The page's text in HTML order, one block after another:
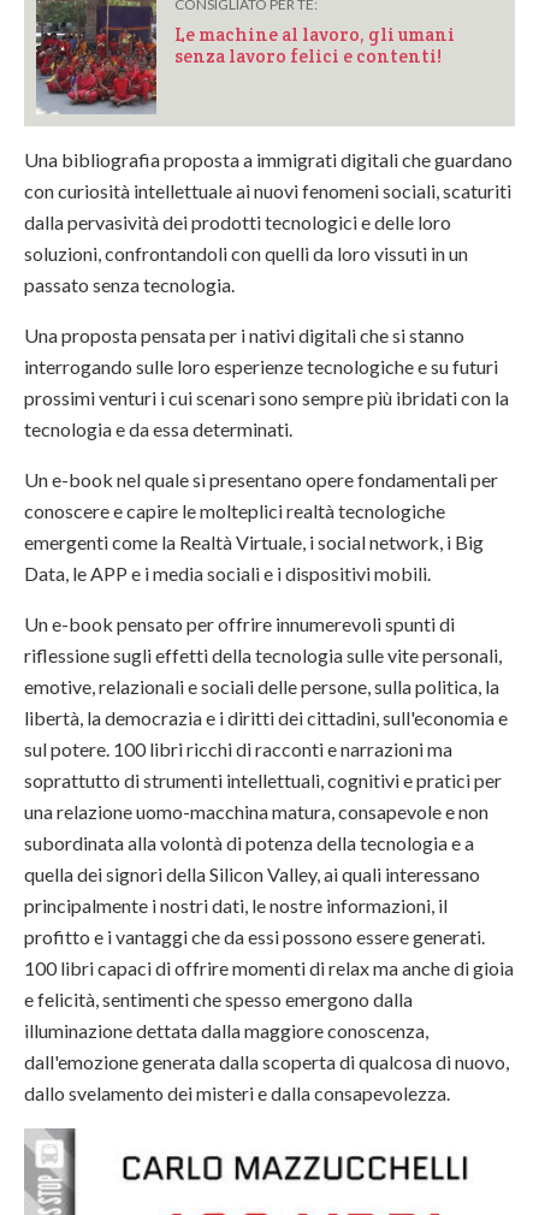
CONSIGLIATO PER TE:
Le machine al lavoro, gli umani
senza lavoro felici e contenti!
Una bibliografia proposta a immigrati digitali che guardano
con curiosità intellettuale ai nuovi fenomeni sociali, scaturiti
dalla pervasività dei prodotti tecnologici e delle loro
soluzioni, confrontandoli con quelli da loro vissuti in un
passato senza tecnologia.
Una proposta pensata per i nativi digitali che si stanno
interrogando sulle loro esperienze tecnologiche e su futuri
prossimi venturi i cui scenari sono sempre più ibridati con la
tecnologia e da essa determinati.
Un e-book nel quale si presentano opere fondamentali per
conoscere e capire le molteplici realtà tecnologiche
emergenti come la Realtà Virtuale, i social network, i Big
Data, le APP e i media sociali e i dispositivi mobili.
Un e-book pensato per offrire innumerevoli spunti di
riflessione sugli effetti della tecnologia sulle vite personali,
emotive, relazionali e sociali delle persone, sulla politica, la
libertà, la democrazia e i diritti dei cittadini, sull'economia e
sul potere. 100 libri ricchi di racconti e narrazioni ma
soprattutto di strumenti intellettuali, cognitivi e pratici per
una relazione uomo-macchina matura, consapevole e non
subordinata alla volontà di potenza della tecnologia e a
quella dei signori della Silicon Valley, ai quali interessano
principalmente i nostri dati, le nostre informazioni, il
profitto e i vantaggi che da essi possono essere generati.
100 libri capaci di offrire momenti di relax ma anche di gioia
e felicità, sentimenti che spesso emergono dalla
illuminazione dettata dalla maggiore conoscenza,
dall'emozione generata dalla scoperta di qualcosa di nuovo,
dallo svelamento dei misteri e dalla consapevolezza.